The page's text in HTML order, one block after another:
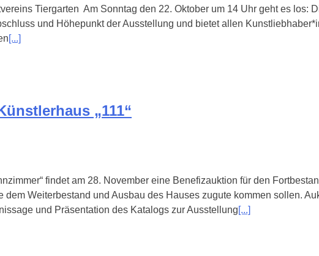
Tiergarten Am Sonntag den 22. Oktober um 14 Uhr geht es los:
und Höhepunkt der Ausstellung und bietet allen
[...]
„111“
findet am 28. November eine Benefizauktion für den
dem Weiterbestand und Ausbau des Hauses zugute kommen sollen.
und Präsentation des Katalogs zur Ausstellung[...]